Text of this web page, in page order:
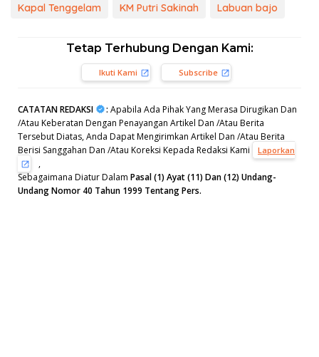
Kapal Tenggelam KM Putri Sakinah Labuan bajo
Tetap Terhubung Dengan Kami:
Ikuti Kami Subscribe
CATATAN REDAKSI : Apabila Ada Pihak Yang Merasa Dirugikan Dan
/Atau Keberatan Dengan Penayangan Artikel Dan /Atau Berita
Tersebut Diatas, Anda Dapat Mengirimkan Artikel Dan /Atau Berita
Berisi Sanggahan Dan /Atau Koreksi Kepada Redaksi Kami
Laporkan
,
Sebagaimana Diatur Dalam Pasal (1) Ayat (11) Dan (12) Undang-
Undang Nomor 40 Tahun 1999 Tentang Pers.